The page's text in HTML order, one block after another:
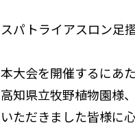
スパトライアスロン足
本大会を開催するにあ
高知県立牧野植物園様
いただきました皆様に